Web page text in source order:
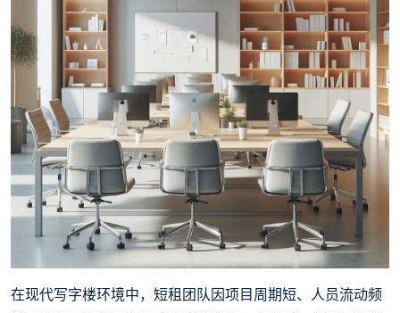
在现代写字楼环境中，短租团队因项目周期短、人员流动频